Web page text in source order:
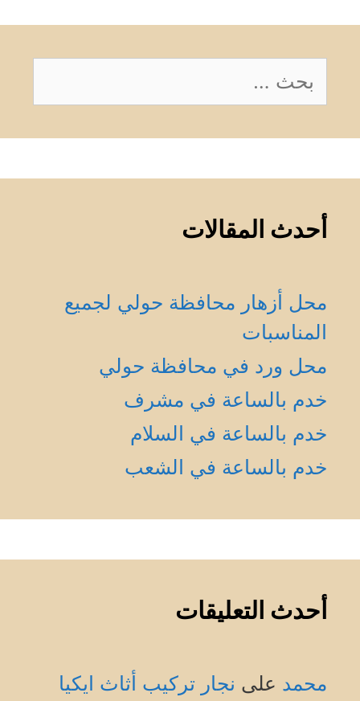
عن:
أحدث المقالات
محل أزهار محافظة حولي لجميع
المناسبات
محل ورد في محافظة حولي
خدم بالساعة في مشرف
خدم بالساعة في السلام
خدم بالساعة في الشعب
أحدث التعليقات
محمد على نجار تركيب أثاث ايكيا